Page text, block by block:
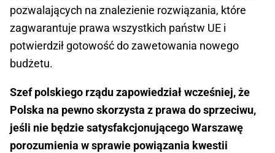
pozwalających na znalezienie rozwiązania, które
zagwarantuje prawa wszystkich państw UE i
potwierdził gotowość do zawetowania nowego
budżetu.
Szef polskiego rządu zapowiedział wcześniej, że
Polska na pewno skorzysta z prawa do sprzeciwu,
jeśli nie będzie satysfakcjonującego Warszawę
porozumienia w sprawie powiązania kwestii